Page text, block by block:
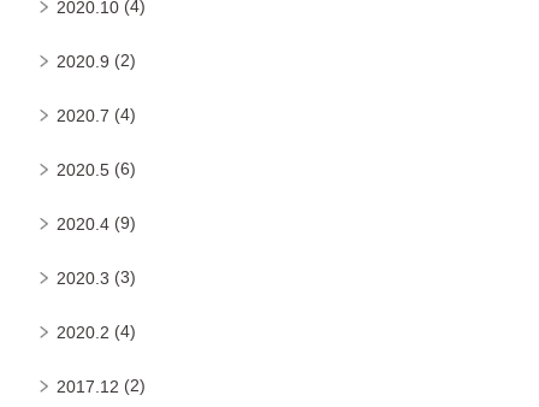
2020.10 (4)
2020.9 (2)
2020.7 (4)
2020.5 (6)
2020.4 (9)
2020.3 (3)
2020.2 (4)
2017.12 (2)